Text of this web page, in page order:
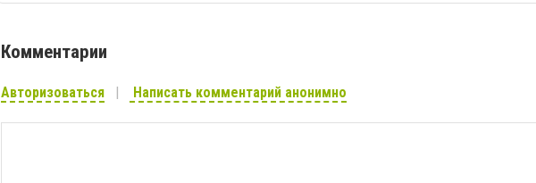
Комментарии
Авторизоваться Написать комментарий анонимно